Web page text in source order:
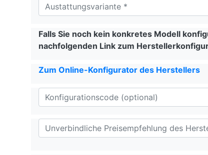
Falls Sie noch kein konkretes Modell
nachfolgenden Link zum
Zum Online-Konfigurator des Herstellers